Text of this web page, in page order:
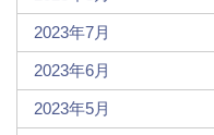
2023年7月
2023年6月
2023年5月